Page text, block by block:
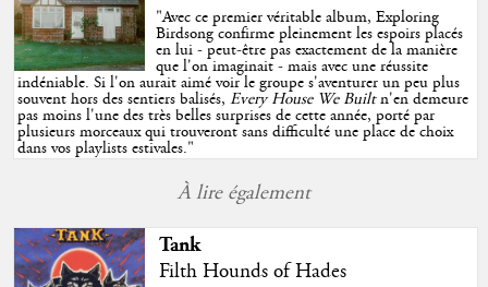
"Avec ce premier véritable album, Exploring
Birdsong confirme pleinement les espoirs placés
en lui - peut-être pas exactement de la manière
que l'on imaginait - mais avec une réussite
indéniable. Si l'on aurait aimé voir le groupe s'aventurer un peu plus
souvent hors des sentiers balisés,Every House We Builtn'en demeure
pas moins l'une des très belles surprises de cette année, porté par
plusieurs morceaux qui trouveront sans difficulté une place de choix
dans vos playlists estivales."
À lire également
Tank
Filth Hounds of Hades